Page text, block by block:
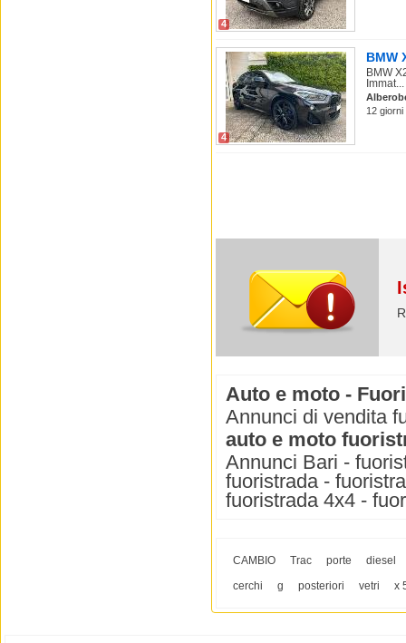
4
4
BMW
BMW
Immat...
12
Auto e moto -
Annunci di vendita
auto e moto
Annunci Bari -
fuoristrada -
fuoristrada 4x4 -
CAMBIO Trac porte
diesel
cerchi
g posteriori vetri x